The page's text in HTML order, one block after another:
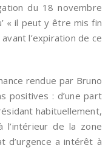
du 18 novembre
« il peut y être mis fin
l’expiration de ce
rendue par Bruno
positives : d’une part
habituellement,
de la zone
d’urgence a intérêt à